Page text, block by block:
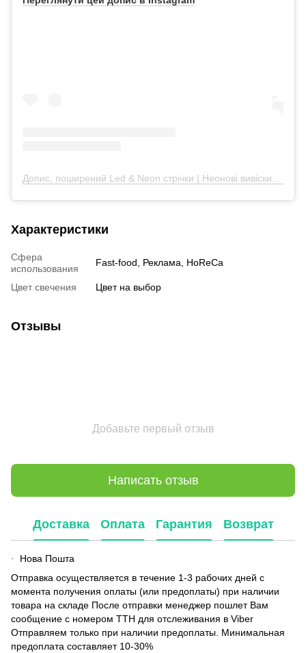
Допис, поширений Led & Neon стрічки | Неонові вивіски | Гірлянди (@_neon_chic)
Характеристики
Сфера
использования
Fast-food, Реклама, HoReCa
Цвет свечения Цвет на выбор
Отзывы
Добавьте первый отзыв
Написать отзыв
Доставка Оплата Гарантия Возврат
·
Нова Пошта
Отправка осуществляется в течение 1-3 рабочих дней с
момента получения оплаты (или предоплаты) при наличии
товара на складе После отправки менеджер пошлет Вам
сообщение с номером ТТН для отслеживания в Viber
Отправляем только при наличии предоплаты. Минимальная
предоплата составляет 10-30%